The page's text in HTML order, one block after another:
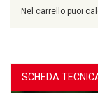
Nel carrello puoi
SCHEDA